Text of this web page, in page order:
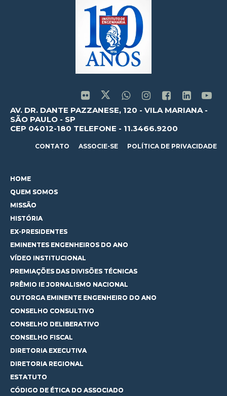
AV. DR. DANTE PAZZANESE, 120 - VILA MARIANA -
SÃO PAULO - SP
CEP 04012-180 TELEFONE - 11.3466.9200
CONTATO ASSOCIE-SE POLÍTICA DE PRIVACIDADE
HOME
QUEM SOMOS
MISSÃO
HISTÓRIA
EX-PRESIDENTES
EMINENTES ENGENHEIROS DO ANO
VÍDEO INSTITUCIONAL
PREMIAÇÕES DAS DIVISÕES TÉCNICAS
PRÊMIO IE JORNALISMO NACIONAL
OUTORGA EMINENTE ENGENHEIRO DO ANO
CONSELHO CONSULTIVO
CONSELHO DELIBERATIVO
CONSELHO FISCAL
DIRETORIA EXECUTIVA
DIRETORIA REGIONAL
ESTATUTO
CÓDIGO DE ÉTICA DO ASSOCIADO